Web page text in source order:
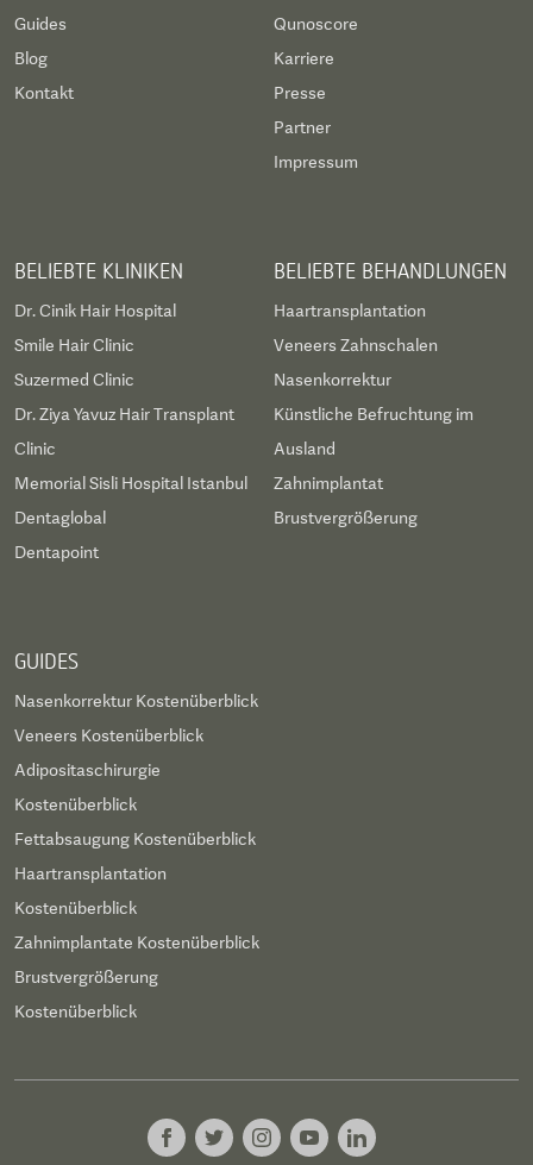
Guides
Blog
Kontakt
Qunoscore
Karriere
Presse
Partner
Impressum
BELIEBTE KLINIKEN
Dr. Cinik Hair Hospital
Smile Hair Clinic
Suzermed Clinic
Dr. Ziya Yavuz Hair Transplant
Clinic
Memorial Sisli Hospital Istanbul
Dentaglobal
Dentapoint
BELIEBTE BEHANDLUNGEN
Haartransplantation
Veneers Zahnschalen
Nasenkorrektur
Künstliche Befruchtung im
Ausland
Zahnimplantat
Brustvergrößerung
GUIDES
Nasenkorrektur Kostenüberblick
Veneers Kostenüberblick
Adipositaschirurgie
Kostenüberblick
Fettabsaugung Kostenüberblick
Haartransplantation
Kostenüberblick
Zahnimplantate Kostenüberblick
Brustvergrößerung
Kostenüberblick